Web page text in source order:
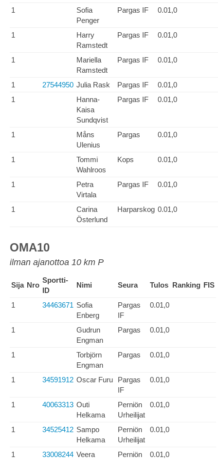
1
Sofia
Penger
Pargas IF 0.01,0
1
Harry
Ramstedt
Pargas IF 0.01,0
1
Mariella
Ramstedt
Pargas IF 0.01,0
1 27544950 Julia Rask Pargas IF
0.01,0
1
Hanna-
Kaisa
Sundqvist
Pargas IF 0.01,0
1
Måns
Ulenius
Pargas 0.01,0
1
Tommi
Wahlroos
Kops 0.01,0
1
Petra
Virtala
Pargas IF 0.01,0
1
Carina
Österlund
Harparskog 0.01,0
OMA10
ilman ajanottoa 10 km P
Sija Nro
Sportti-
ID
Nimi Seura Tulos Ranking FIS
1 34463671 Sofia
Enberg
Pargas
IF
0.01,0
1
Gudrun
Engman
Pargas 0.01,0
1
Torbjörn
Engman
Pargas 0.01,0
1 34591912 Oscar Furu
Pargas
IF
0.01,0
1 40063313 Outi
Helkama
Perniön
Urheilijat
0.01,0
1 34525412 Sampo
Helkama
Perniön
Urheilijat
0.01,0
1 33008244 Veera
Perniön
0.01,0